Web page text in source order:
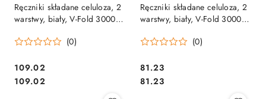
Ręczniki składane celuloza, 2
warstwy, biały, V-Fold 3000
PROFESSIONAL Comfort
(0)
Cena:
109.02
Cena:
109.02
Ręczniki składane celuloza, 2
warstwy, biały, V-Fold 3000
PROFESSIONAL No Name
(0)
Cena:
81.23
Cena:
81.23